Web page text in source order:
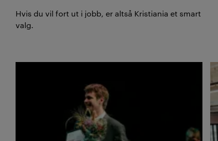
Hvis du vil fort ut i jobb, er altså Kristiania et smart
valg.